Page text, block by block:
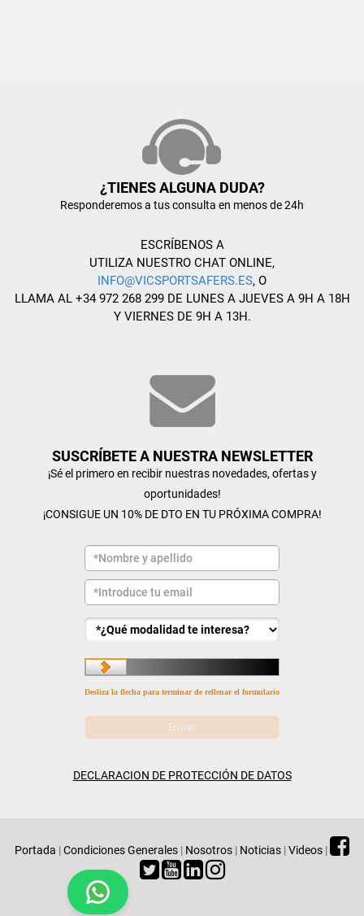
¿TIENES ALGUNA DUDA?
Responderemos a tus consulta en menos de 24h
ESCRÍBENOS A
UTILIZA NUESTRO CHAT ONLINE,
INFO@VICSPORTSAFERS.ES, O
LLAMA AL +34 972 268 299 DE LUNES A JUEVES A 9H A 18H
Y VIERNES DE 9H A 13H.
SUSCRÍBETE A NUESTRA NEWSLETTER
¡Sé el primero en recibir nuestras novedades, ofertas y
oportunidades!
¡CONSIGUE UN 10% DE DTO EN TU PRÓXIMA COMPRA!
Desliza la flecha para terminar de rellenar el formulario
DECLARACION DE PROTECCIÓN DE DATOS
Portada |Condiciones Generales | Nosotros | Noticias |Videos |